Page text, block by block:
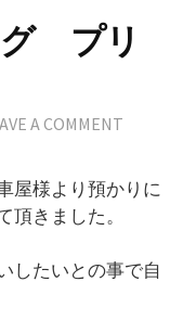
グ プリ
A COMMENT
屋様より預かりに
きました。
したいとの事で自